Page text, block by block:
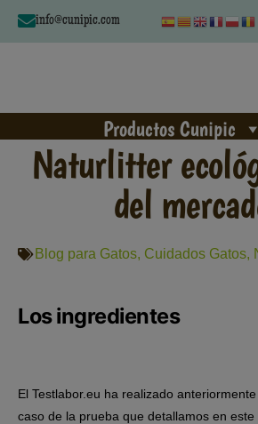
info@cunipic.com
Productos Cunipic
Naturlitter
del
Blog para Gatos, Cuidados Gatos,
Los ingredientes
El Testlabor.eu ha realizado
caso de la prueba que detallamos en